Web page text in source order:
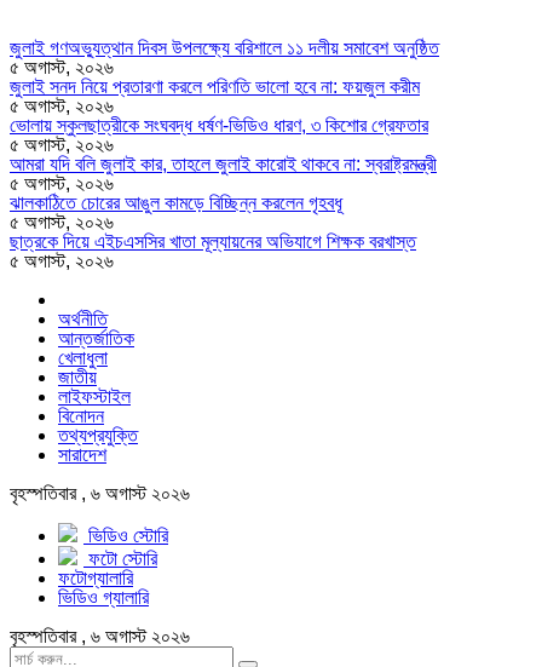
জুলাই গণঅভ্যুত্থান দিবস উপলক্ষ্যে বরিশালে ১১ দলীয় সমাবেশ অনুষ্ঠিত
৫ অগাস্ট, ২০২৬
জুলাই সনদ নিয়ে প্রতারণা করলে পরিণতি ভালো হবে না: ফয়জুল করীম
৫ অগাস্ট, ২০২৬
ভোলায় স্কুলছাত্রীকে সংঘবদ্ধ ধর্ষণ-ভিডিও ধারণ, ৩ কিশোর গ্রেফতার
৫ অগাস্ট, ২০২৬
আমরা যদি বলি জুলাই কার, তাহলে জুলাই কারোই থাকবে না: স্বরাষ্ট্রমন্ত্রী
৫ অগাস্ট, ২০২৬
ঝালকাঠিতে চোরের আঙুল কামড়ে বিচ্ছিন্ন করলেন গৃহবধূ
৫ অগাস্ট, ২০২৬
ছাত্রকে দিয়ে এইচএসসির খাতা মূল্যায়নের অভিযাগে শিক্ষক বরখাস্ত
৫ অগাস্ট, ২০২৬
অর্থনীতি
আন্তর্জাতিক
খেলাধুলা
জাতীয়
লাইফস্টাইল
বিনোদন
তথ্যপ্রযুক্তি
সারাদেশ
বৃহস্পতিবার , ৬ অগাস্ট ২০২৬
ভিডিও স্টোরি
ফটো স্টোরি
ফটোগ্যালারি
ভিডিও গ্যালারি
বৃহস্পতিবার , ৬ অগাস্ট ২০২৬